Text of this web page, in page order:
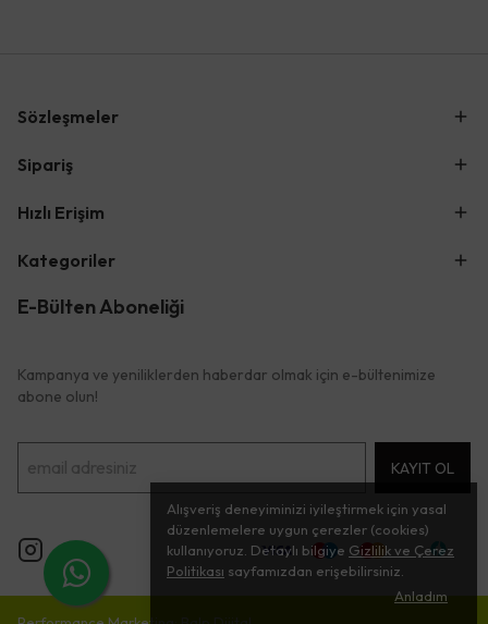
Alışveriş deneyiminizi iyileştirmek için yasal
düzenlemelere uygun çerezler (cookies)
kullanıyoruz. Detaylı bilgiye Gizlilik ve Çerez
Politikası sayfamızdan erişebilirsiniz.
Anladım
Sözleşmeler
Sipariş
Hızlı Erişim
Kategoriler
E-Bülten Aboneliği
Kampanya ve yeniliklerden haberdar olmak için e-bültenimize
abone olun!
KAYIT OL